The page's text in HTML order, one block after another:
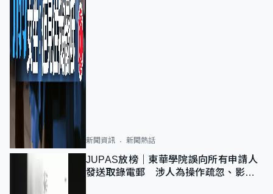
新聞資訊 新聞熱話
JUPAS放榜｜東華學院誤向所有申請人
發送取錄電郵 涉人為操作疏忽、影響